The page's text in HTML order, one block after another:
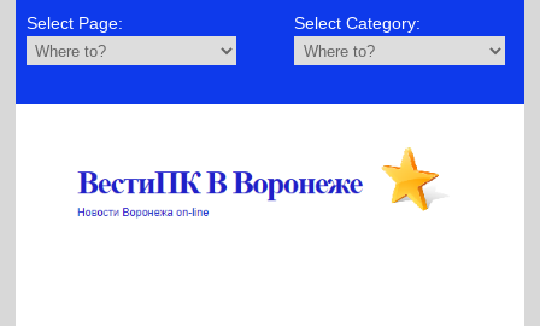
Select Page: Select Category: